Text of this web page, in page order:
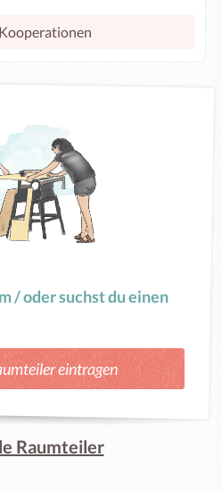
/ oder suchst du einen
eintragen
Raumteiler